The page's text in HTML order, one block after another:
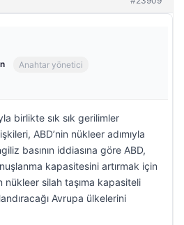
Anahtar yönetici
birlikte sık sık gerilimler
ABD’nin nükleer adımıyla
basının iddiasına göre ABD,
kapasitesini artırmak için
nükleer silah taşıma kapasiteli
Avrupa ülkelerini